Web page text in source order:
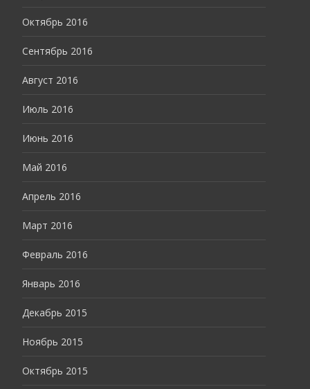
Октябрь 2016
Сентябрь 2016
Август 2016
Июль 2016
Июнь 2016
Май 2016
Апрель 2016
Март 2016
Февраль 2016
Январь 2016
Декабрь 2015
Ноябрь 2015
Октябрь 2015